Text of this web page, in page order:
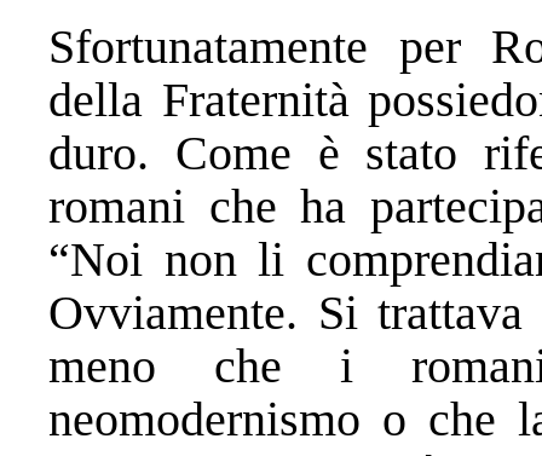
Sfortunatamente per
della Fraternità
duro. Come è stato
romani che ha
“Noi non li
Ovviamente. Si
meno che i
neomodernismo o che